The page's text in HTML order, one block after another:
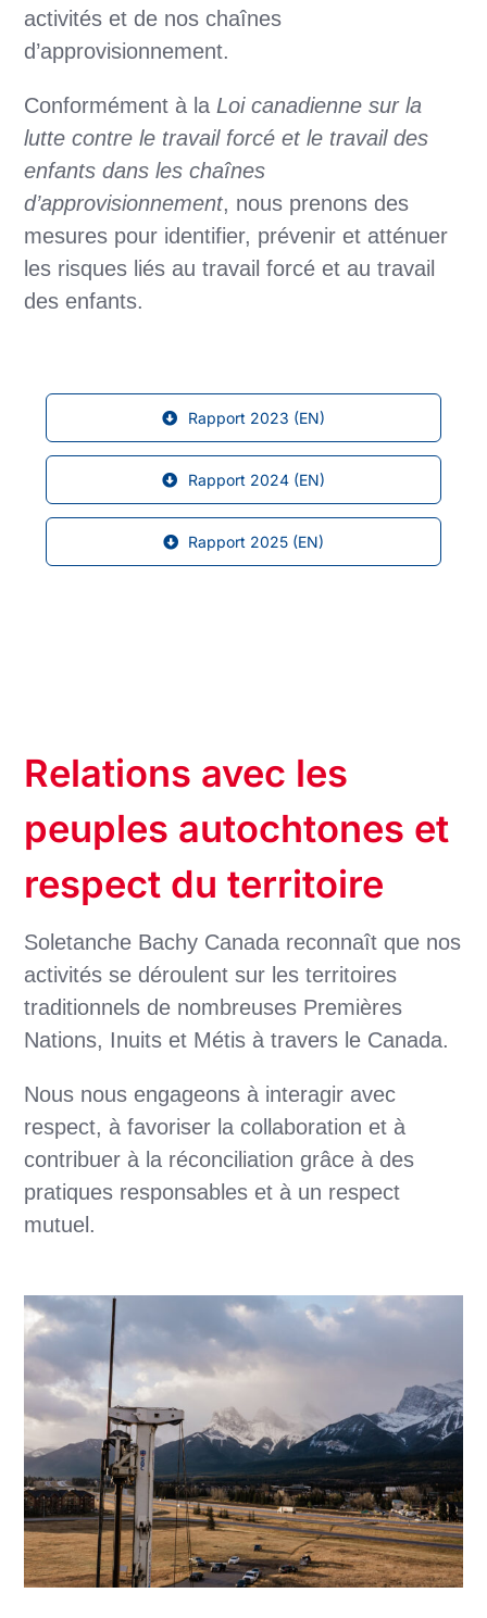
activités et de nos chaînes
d’approvisionnement.
Conformément à la Loi canadienne sur la
lutte contre le travail forcé et le travail des
enfants dans les chaînes
d’approvisionnement, nous prenons des
mesures pour identifier, prévenir et atténuer
les risques liés au travail forcé et au travail
des enfants.
Rapport 2023 (EN)
Rapport 2024 (EN)
Rapport 2025 (EN)
Relations avec les
peuples autochtones et
respect du territoire
Soletanche Bachy Canada reconnaît que nos
activités se déroulent sur les territoires
traditionnels de nombreuses Premières
Nations, Inuits et Métis à travers le Canada.
Nous nous engageons à interagir avec
respect, à favoriser la collaboration et à
contribuer à la réconciliation grâce à des
pratiques responsables et à un respect
mutuel.